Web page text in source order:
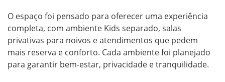
O espaço foi pensado para oferecer uma experiência
completa, com ambiente Kids separado, salas
privativas para noivos e atendimentos que pedem
mais reserva e conforto. Cada ambiente foi planejado
para garantir bem-estar, privacidade e tranquilidade.